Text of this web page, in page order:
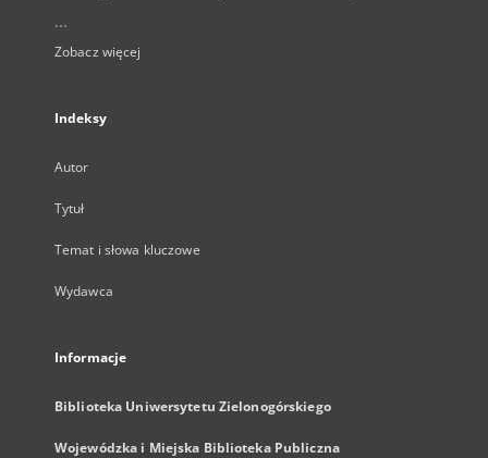
...
Zobacz więcej
Indeksy
Autor
Tytuł
Temat i słowa kluczowe
Wydawca
Informacje
Biblioteka Uniwersytetu Zielonogórskiego
Wojewódzka i Miejska Biblioteka Publiczna